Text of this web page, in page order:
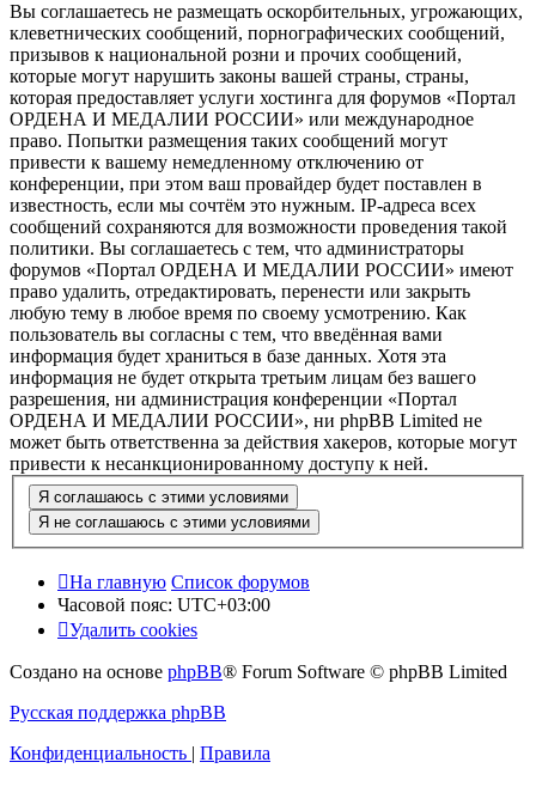
Вы соглашаетесь не размещать оскорбительных, угрожающих,
клеветнических сообщений, порнографических сообщений,
призывов к национальной розни и прочих сообщений,
которые могут нарушить законы вашей страны, страны,
которая предоставляет услуги хостинга для форумов «Портал
ОРДЕНА И МЕДАЛИИ РОССИИ» или международное
право. Попытки размещения таких сообщений могут
привести к вашему немедленному отключению от
конференции, при этом ваш провайдер будет поставлен в
известность, если мы сочтём это нужным. IP-адреса всех
сообщений сохраняются для возможности проведения такой
политики. Вы соглашаетесь с тем, что администраторы
форумов «Портал ОРДЕНА И МЕДАЛИИ РОССИИ» имеют
право удалить, отредактировать, перенести или закрыть
любую тему в любое время по своему усмотрению. Как
пользователь вы согласны с тем, что введённая вами
информация будет храниться в базе данных. Хотя эта
информация не будет открыта третьим лицам без вашего
разрешения, ни администрация конференции «Портал
ОРДЕНА И МЕДАЛИИ РОССИИ», ни phpBB Limited не
может быть ответственна за действия хакеров, которые могут
привести к несанкционированному доступу к ней.
На главную Список форумов
Часовой пояс: UTC+03:00
Удалить cookies
Создано на основе phpBB® Forum Software © phpBB Limited
Русская поддержка phpBB
Конфиденциальность | Правила